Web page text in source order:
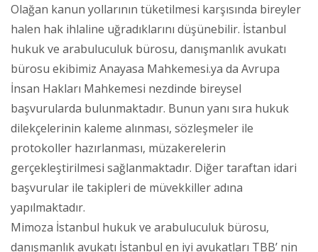
Olağan kanun yollarının tüketilmesi karşısında bireyler
halen hak ihlaline uğradıklarını düşünebilir. İstanbul
hukuk ve arabuluculuk bürosu, danışmanlık avukatı
bürosu ekibimiz Anayasa Mahkemesi.ya da Avrupa
İnsan Hakları Mahkemesi nezdinde bireysel
başvurularda bulunmaktadır. Bunun yanı sıra hukuk
dilekçelerinin kaleme alınması, sözleşmeler ile
protokoller hazırlanması, müzakerelerin
gerçekleştirilmesi sağlanmaktadır. Diğer taraftan idari
başvurular ile takipleri de müvekkiller adına
yapılmaktadır.
Mimoza İstanbul hukuk ve arabuluculuk bürosu,
danışmanlık avukatı İstanbul en iyi avukatları TBB’ nin